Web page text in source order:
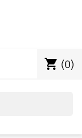
shopping_cart (0)